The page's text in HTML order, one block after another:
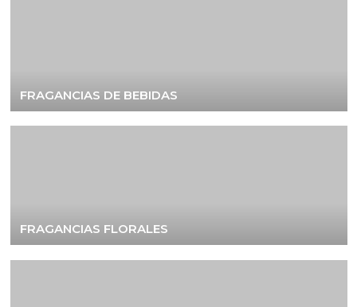
FRAGANCIAS DE BEBIDAS
FRAGANCIAS FLORALES